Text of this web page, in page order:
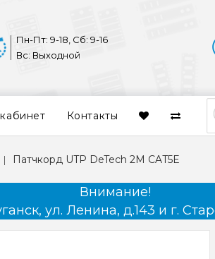
Пн-Пт: 9-18, Сб: 9-16
Вс: Выходной
Контакты
Патчкорд UTP DeTech 2M CAT5E
Внимание!
ул. Ленина, д.143 и г.